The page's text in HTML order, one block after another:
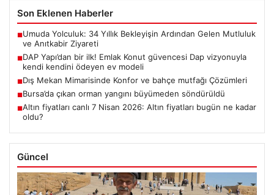
Son Eklenen Haberler
■Umuda Yolculuk: 34 Yıllık Bekleyişin Ardından Gelen Mutluluk
ve Anıtkabir Ziyareti
■DAP Yapı’dan bir ilk! Emlak Konut güvencesi Dap vizyonuyla
kendi kendini ödeyen ev modeli
■Dış Mekan Mimarisinde Konfor ve bahçe mutfağı Çözümleri
■Bursa’da çıkan orman yangını büyümeden söndürüldü
■Altın fiyatları canlı 7 Nisan 2026: Altın fiyatları bugün ne kadar
oldu?
Güncel